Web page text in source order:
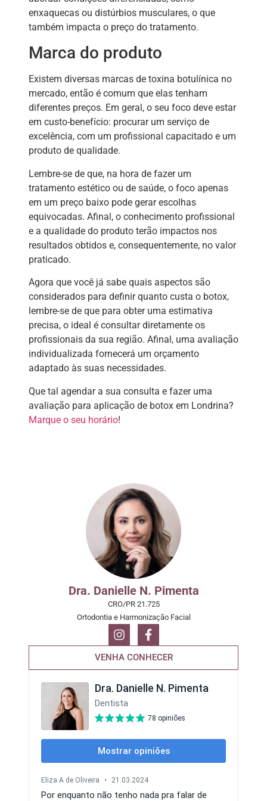
enxaquecas ou distúrbios musculares, o que
também impacta o preço do tratamento.
Marca do produto
Existem diversas marcas de toxina botulínica no
mercado, então é comum que elas tenham
diferentes preços. Em geral, o seu foco deve estar
em custo-benefício: procurar um serviço de
excelência, com um profissional capacitado e um
produto de qualidade.
Lembre-se de que, na hora de fazer um
tratamento estético ou de saúde, o foco apenas
em um preço baixo pode gerar escolhas
equivocadas. Afinal, o conhecimento profissional
e a qualidade do produto terão impactos nos
resultados obtidos e, consequentemente, no valor
praticado.
Agora que você já sabe quais aspectos são
considerados para definir quanto custa o botox,
lembre-se de que para obter uma estimativa
precisa, o ideal é consultar diretamente os
profissionais da sua região. Afinal, uma avaliação
individualizada fornecerá um orçamento
adaptado às suas necessidades.
Que tal agendar a sua consulta e fazer uma
avaliação para aplicação de botox em Londrina?
Marque o seu horário!
Dra. Danielle N. Pimenta
CRO/PR 21.725
Ortodontia e Harmonização Facial
VENHA CONHECER